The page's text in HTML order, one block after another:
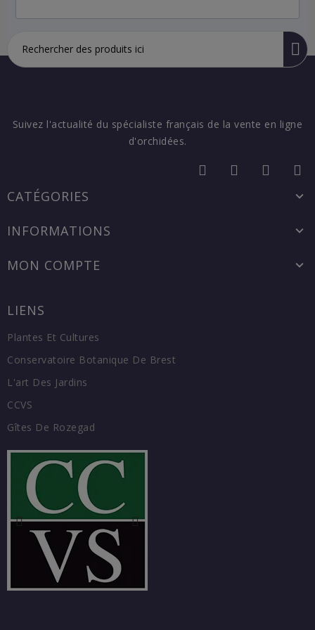
Suivez l'actualité du spécialiste français de la vente en ligne
d'orchidées.
CATÉGORIES
INFORMATIONS
MON COMPTE
LIENS
Plantes Et Cultures
Conservatoire Botanique De Brest
L'art Des Jardins
CCVS
Gîtes De Rozegad